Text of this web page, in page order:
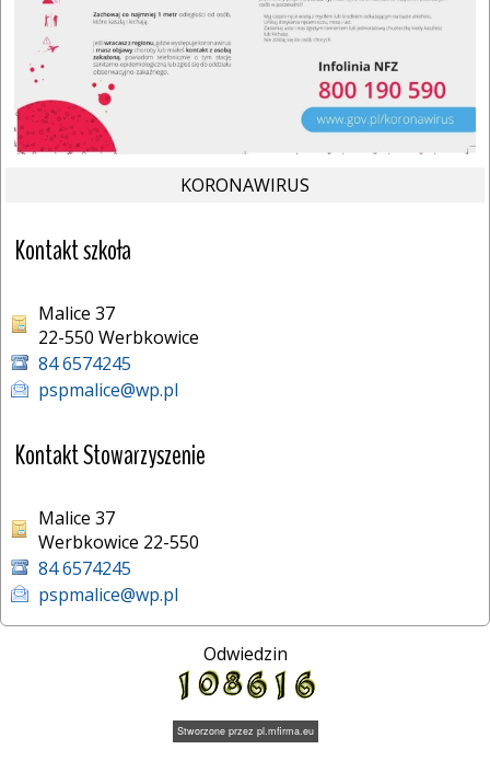
KORONAWIRUS
Kontakt szkoła
Malice 37
22-550 Werbkowice
84 6574245
pspmalice@wp.pl
Kontakt Stowarzyszenie
Malice 37
Werbkowice 22-550
84 6574245
pspmalice@wp.pl
Odwiedzin
Stworzone przez pl.mfirma.eu